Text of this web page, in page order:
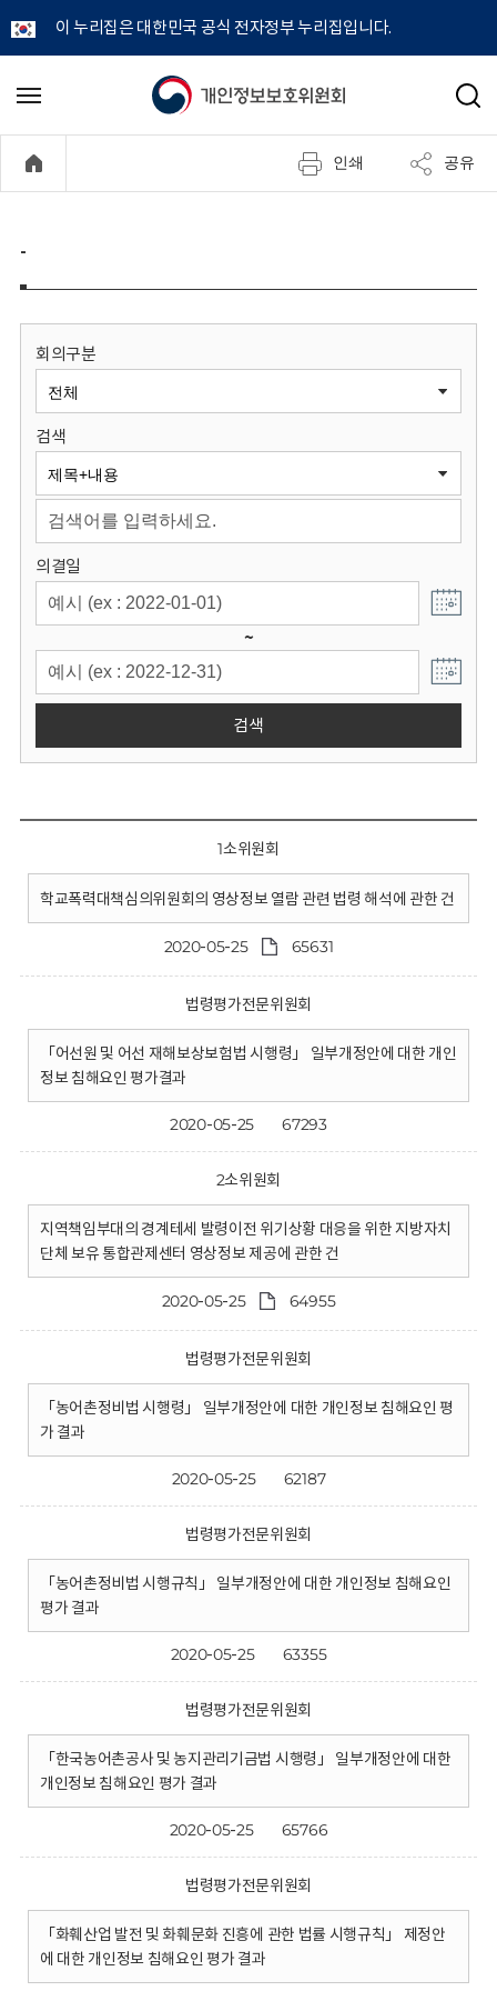
이 누리집은 대한민국 공식 전자정부 누리집입니다.
개
정
보
원
회
메
기
검
인쇄 공유
-
회의구분
검색
의결일
~
검색
1소위원회
학교폭력대책심의위원회의 영상정보 열람 관련 법령 해석에 관한 건
2020-05-25 65631
법령평가전문위원회
「어선원 및 어선 재해보상보험법 시행령」 일부개정안에 대한 개인
정보 침해요인 평가결과
2020-05-25 67293
2소위원회
지역책임부대의 경계테세 발령이전 위기상황 대응을 위한 지방자치
단체 보유 통합관제센터 영상정보 제공에 관한 건
2020-05-25 64955
법령평가전문위원회
「농어촌정비법 시행령」 일부개정안에 대한 개인정보 침해요인 평
가 결과
2020-05-25 62187
법령평가전문위원회
「농어촌정비법 시행규칙」 일부개정안에 대한 개인정보 침해요인
평가 결과
2020-05-25 63355
법령평가전문위원회
「한국농어촌공사 및 농지관리기금법 시행령」 일부개정안에 대한
개인정보 침해요인 평가 결과
2020-05-25 65766
법령평가전문위원회
「화훼산업 발전 및 화훼문화 진흥에 관한 법률 시행규칙」 제정안
에 대한 개인정보 침해요인 평가 결과